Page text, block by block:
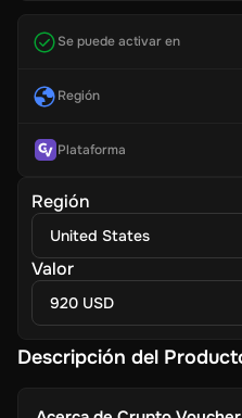
Se puede activar en
Región
Plataforma
Región
United States
Valor
920 USD
Descripción del